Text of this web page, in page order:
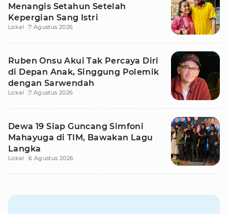
Menangis Setahun Setelah
Kepergian Sang Istri
Lokal 7 Agustus 2026
Ruben Onsu Akui Tak Percaya Diri
di Depan Anak, Singgung Polemik
dengan Sarwendah
Lokal 7 Agustus 2026
Dewa 19 Siap Guncang Simfoni
Mahayuga di TIM, Bawakan Lagu
Langka
Lokal 6 Agustus 2026